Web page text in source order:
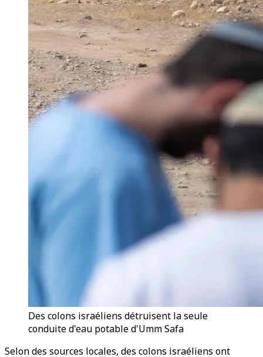
Des colons israéliens détruisent la seule
conduite d'eau potable d'Umm Safa
Selon des sources locales, des colons israéliens ont